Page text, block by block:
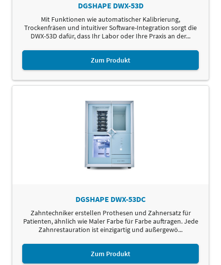
DGSHAPE DWX-53D
Mit Funktionen wie automatischer Kalibrierung,
Trockenfräsen und intuitiver Software-Integration sorgt die
DWX-53D dafür, dass Ihr Labor oder Ihre Praxis an der...
Zum Produkt
DGSHAPE DWX-53DC
Zahntechniker erstellen Prothesen und Zahnersatz für
Patienten, ähnlich wie Maler Farbe für Farbe auftragen. Jede
Zahnrestauration ist einzigartig und außergewö...
Zum Produkt